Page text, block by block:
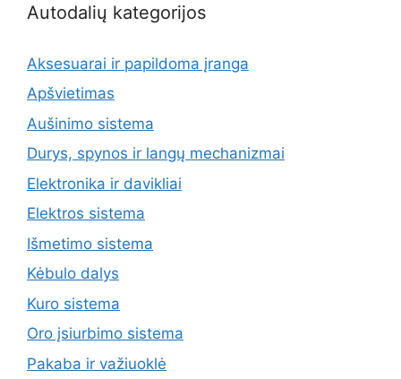
Autodalių kategorijos
Aksesuarai ir papildoma įranga
Apšvietimas
Aušinimo sistema
Durys, spynos ir langų mechanizmai
Elektronika ir davikliai
Elektros sistema
Išmetimo sistema
Kėbulo dalys
Kuro sistema
Oro įsiurbimo sistema
Pakaba ir važiuoklė